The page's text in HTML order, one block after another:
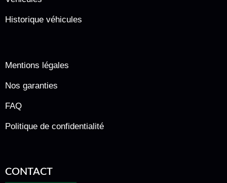
Historique véhicules
Mentions légales
Nos garanties
FAQ
Politique de confidentialité
CONTACT